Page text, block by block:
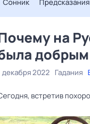
Сонник Предсказания
на
декабря 2022 Гадания
встретив